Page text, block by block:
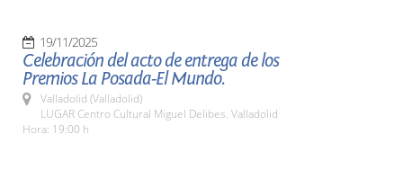
19/11/2025
Celebración del acto de entrega de los
Premios La Posada-El Mundo.
Valladolid (Valladolid)
LUGAR Centro Cultural Miguel Delibes. Valladolid
Hora: 19:00 h